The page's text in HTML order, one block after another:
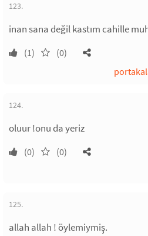
123.
inan sana değil kastım cahille
(1) (0)
124.
oluur !onu da yeriz
(0) (0)
125.
allah allah ! öylemiymiş.